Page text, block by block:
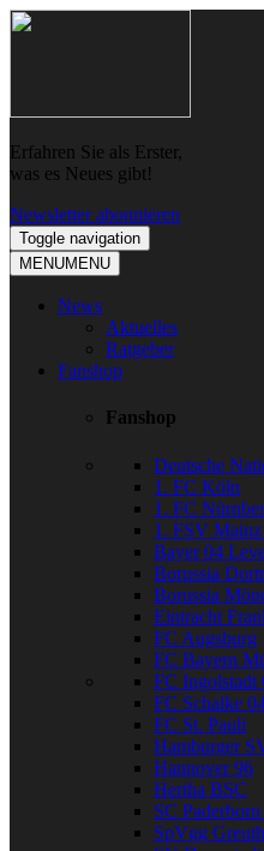
Skip
Skip
Erfahren Sie als Erster,
was es Neues gibt!
Newsletter abonnieren
Toggle navigation
MENUMENU
News
Aktuelles
Ratgeber
Fanshop
Fanshop
Deutsche
1. FC Köln
1. FC
1. FSV
Bayer 04
Borussia
Borussia
Eintracht
FC Augsburg
FC Bayern
FC Ingolstadt
FC Schalke
FC St. Pauli
Hamburger
Hannover 96
Hertha BSC
SC
SpVgg